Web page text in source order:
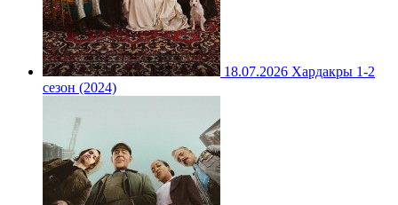
18.07.2026 Хардакры 1-2
сезон (2024)